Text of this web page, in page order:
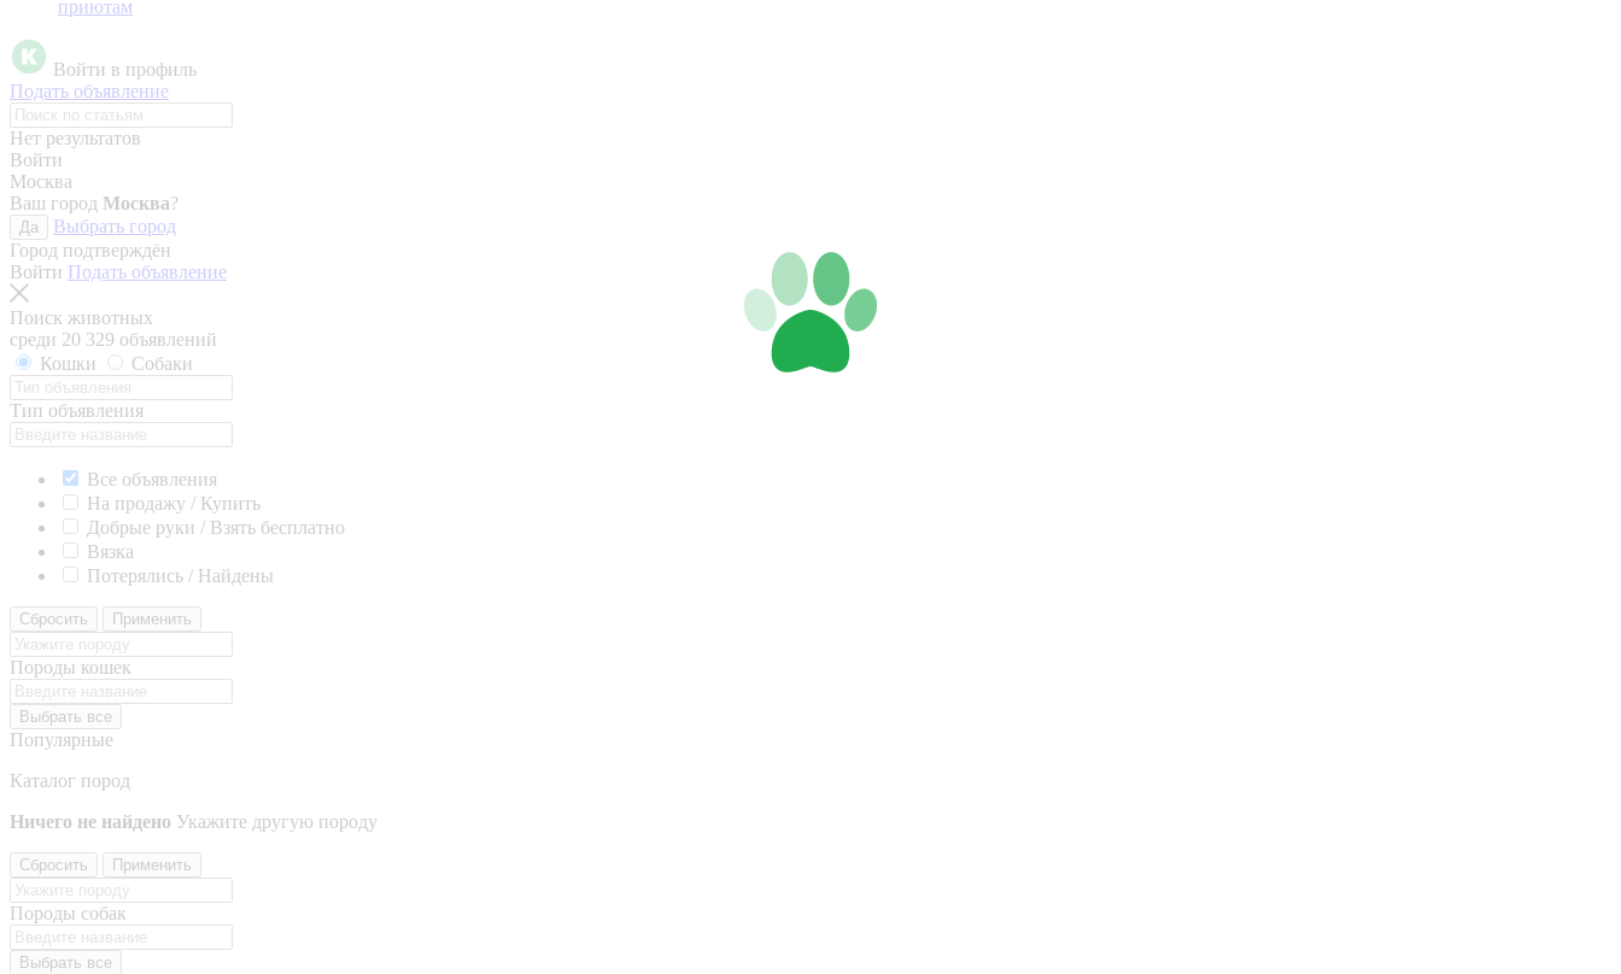
приютам
Войти в профиль
Подать объявление
Нет результатов
Войти
Москва
Ваш город Москва?
Да
Выбрать город
Город подтверждён
Войти Подать объявление
Поиск животных
среди 20 329 объявлений
Кошки
Собаки
Тип объявления
Все объявления
На продажу / Купить
Добрые руки / Взять бесплатно
Вязка
Потерялись / Найдены
Сбросить Применить
Породы кошек
Выбрать все
Популярные
Каталог пород
Ничего не найдено Укажите другую породу
Сбросить Применить
Породы собак
Выбрать все